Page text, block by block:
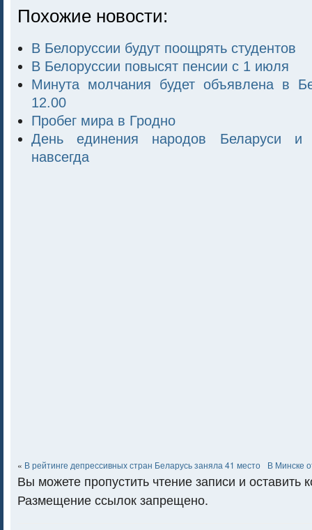
Похожие новости:
В Белоруссии будут поощрять студентов
В Белоруссии повысят пенсии с 1 июля
Минута молчания будет объявлена в
12.00
Пробег мира в Гродно
День единения народов Беларуси и
навсегда
« В рейтинге депрессивных стран Беларусь заняла 41 место В Минске
Вы можете пропустить чтение записи и оставить
Размещение ссылок запрещено.